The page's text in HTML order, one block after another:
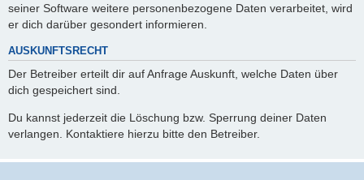
seiner Software weitere personenbezogene Daten verarbeitet, wird
er dich darüber gesondert informieren.
AUSKUNFTSRECHT
Der Betreiber erteilt dir auf Anfrage Auskunft, welche Daten über
dich gespeichert sind.
Du kannst jederzeit die Löschung bzw. Sperrung deiner Daten
verlangen. Kontaktiere hierzu bitte den Betreiber.